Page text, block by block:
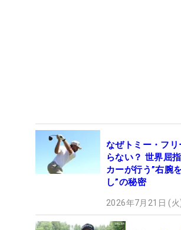
なぜトミー・フ
らない？ 世界屈
カーが行う”右腕
し”の秘密
2026年7月21日 (